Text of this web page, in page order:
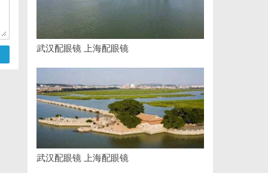
武汉配眼镜 上海配眼镜
武汉配眼镜 上海配眼镜